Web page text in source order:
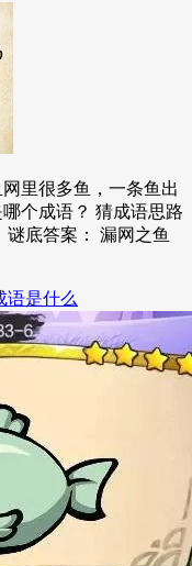
里很多鱼，一条鱼出
个成语？ 猜成语思路
底答案： 漏网之鱼
语是什么